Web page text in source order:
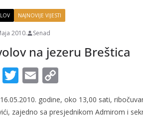
k
NAJNOVIJE VIJESTI
2010. Senad
na jezeru Breštica
F T
itt
E
m
ai p
godine, oko 13,00 sati,
zajedno sa presjednikom Admirom i